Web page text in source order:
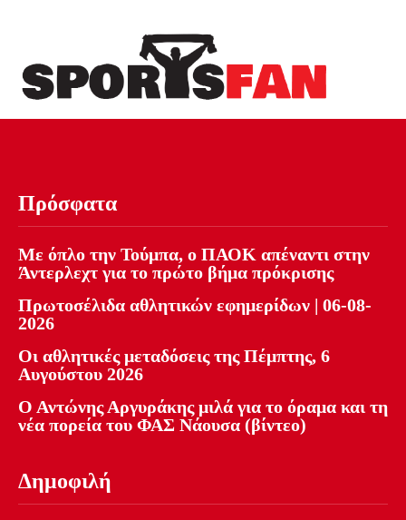
Πρόσφατα
Με όπλο την Τούμπα, ο ΠΑΟΚ απέναντι στην
Άντερλεχτ για το πρώτο βήμα πρόκρισης
Πρωτοσέλιδα αθλητικών εφημερίδων | 06-08-
2026
Οι αθλητικές μεταδόσεις της Πέμπτης, 6
Αυγούστου 2026
Ο Αντώνης Αργυράκης μιλά για το όραμα και τη
νέα πορεία του ΦΑΣ Νάουσα (βίντεο)
Δημοφιλή